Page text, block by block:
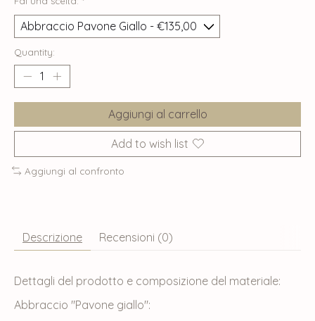
Quantity:
Aggiungi al carrello
Add to wish list
Aggiungi al confronto
Descrizione Recensioni (0)
Dettagli del prodotto e composizione del materiale:
Abbraccio "Pavone giallo":